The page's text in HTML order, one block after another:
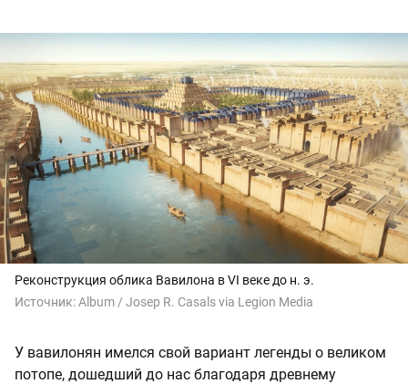
Реконструкция облика Вавилона в VI веке до н. э.
Источник:Album / Josep R. Casals via Legion Media
У вавилонян имелся свой вариант легенды о великом
потопе, дошедший до нас благодаря древнему